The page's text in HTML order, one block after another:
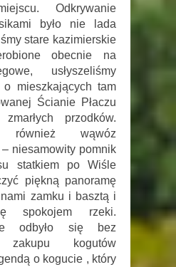
Odkrywanie
było nie lada
stare kazimierskie
obecnie na
usłyszeliśmy
o mieszkających tam
Ścianie Płaczu
przodków.
również wąwóz
– niesamowity pomnik
statkiem po Wiśle
piękną panoramę
zamku i basztą i
spokojem rzeki.
odbyło się bez
kogutów
o kogucie , który